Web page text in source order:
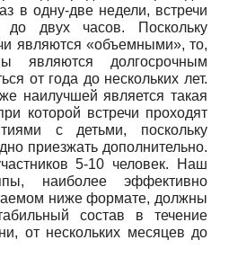
в одну-две недели, встречи
до двух часов. Поскольку
являются «объемными», то,
являются долгосрочным
от года до нескольких лет.
наилучшей является такая
которой встречи проходят
с детьми, поскольку
приезжать дополнительно.
5-10 человек. Наш
наиболее эффективно
ниже формате, должны
состав в течение
от нескольких месяцев до